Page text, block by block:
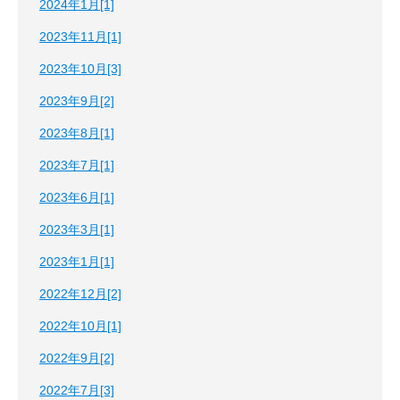
2024年1月[1]
2023年11月[1]
2023年10月[3]
2023年9月[2]
2023年8月[1]
2023年7月[1]
2023年6月[1]
2023年3月[1]
2023年1月[1]
2022年12月[2]
2022年10月[1]
2022年9月[2]
2022年7月[3]